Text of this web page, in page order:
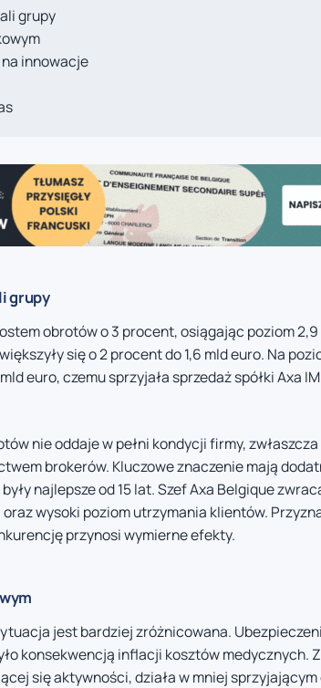
grupy
innowacje
grupy
obrotów o 3 procent, osiągając poziom
się o 2 procent do 1,6 mld euro. Na
euro, czemu sprzyjała sprzedaż spółki Axa
nie oddaje w pełni kondycji firmy,
brokerów. Kluczowe znaczenie mają
najlepsze od 15 lat. Szef Axa Belgique
wysoki poziom utrzymania klientów.
przynosi wymierne efekty.
jest bardziej zróżnicowana.
konsekwencją inflacji kosztów medycznych.
się aktywności, działa w mniej